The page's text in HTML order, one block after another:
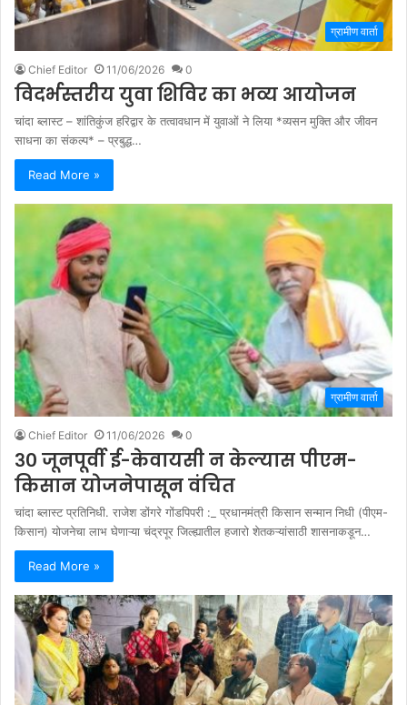
ग्रामीण वार्ता
Chief Editor 11/06/2026 0
विदर्भस्तरीय युवा शिविर का भव्य आयोजन
चांदा ब्लास्ट – शांतिकुंज हरिद्वार के तत्वावधान में युवाओं ने लिया *व्यसन मुक्ति और जीवन
साधना का संकल्प* – प्रबुद्ध…
Read More »
ग्रामीण वार्ता
Chief Editor 11/06/2026 0
३० जूनपूर्वी ई-केवायसी न केल्यास पीएम-
किसान योजनेपासून वंचित
चांदा ब्लास्ट प्रतिनिधी. राजेश डोंगरे गोंडपिपरी :_ प्रधानमंत्री किसान सन्मान निधी (पीएम-
किसान) योजनेचा लाभ घेणाऱ्या चंद्रपूर जिल्ह्यातील हजारो शेतकऱ्यांसाठी शासनाकडून…
Read More »